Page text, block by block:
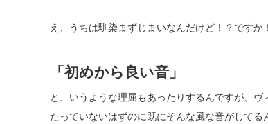
え、うちは馴染まずじまいなんだけど！？です
「初めから良い音」
と、いうような理屈もあったりするんですが、
たっていないはずのに既にそんな風な音がしてる